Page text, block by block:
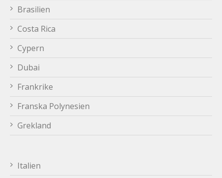
Brasilien
Costa Rica
Cypern
Dubai
Frankrike
Franska Polynesien
Grekland
Italien